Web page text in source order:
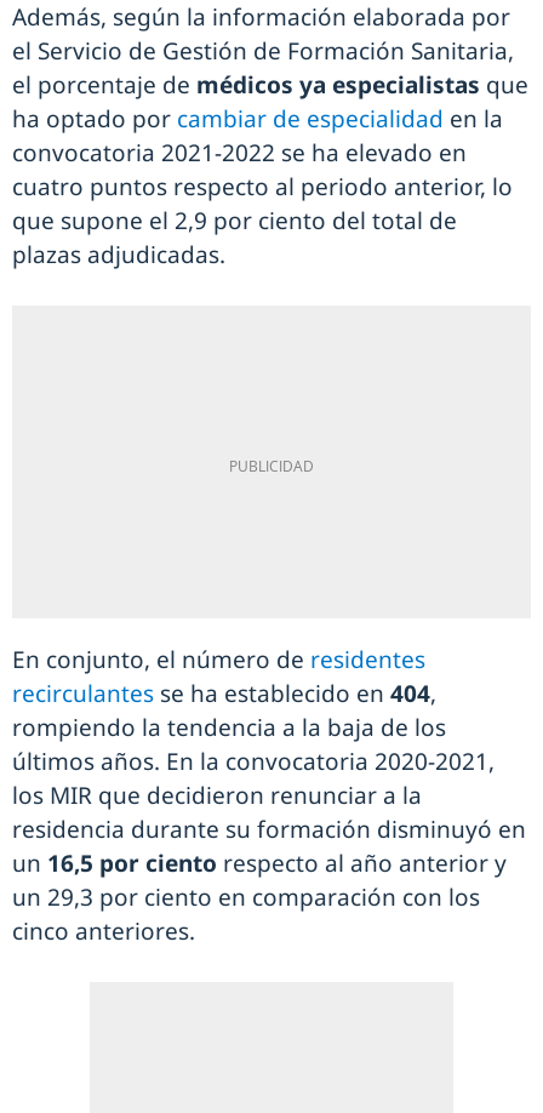
Además, según la información elaborada por
el Servicio de Gestión de Formación Sanitaria,
el porcentaje de médicos ya especialistas que
ha optado por cambiar de especialidad en la
convocatoria 2021-2022 se ha elevado en
cuatro puntos respecto al periodo anterior, lo
que supone el 2,9 por ciento del total de
plazas adjudicadas.
En conjunto, el número de residentes
recirculantes se ha establecido en 404,
rompiendo la tendencia a la baja de los
últimos años. En la convocatoria 2020-2021,
los MIR que decidieron renunciar a la
residencia durante su formación disminuyó en
un 16,5 por ciento respecto al año anterior y
un 29,3 por ciento en comparación con los
cinco anteriores.